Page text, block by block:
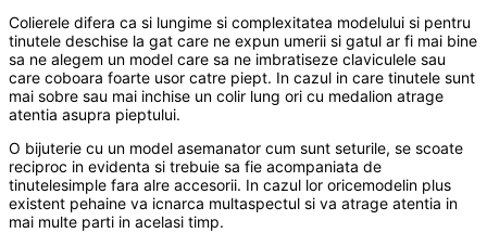
Colierele difera ca si lungime si complexitatea modelului si pentru
tinutele deschise la gat care ne expun umerii si gatul ar fi mai bine
sa ne alegem un model care sa ne imbratiseze claviculele sau
care coboara foarte usor catre piept. In cazul in care tinutele sunt
mai sobre sau mai inchise un colir lung ori cu medalion atrage
atentia asupra pieptului.
O bijuterie cu un model asemanator cum sunt seturile, se scoate
reciproc in evidenta si trebuie sa fie acompaniata de
tinutelesimple fara alre accesorii. In cazul lor oricemodelin plus
existent pehaine va icnarca multaspectul si va atrage atentia in
mai multe parti in acelasi timp.